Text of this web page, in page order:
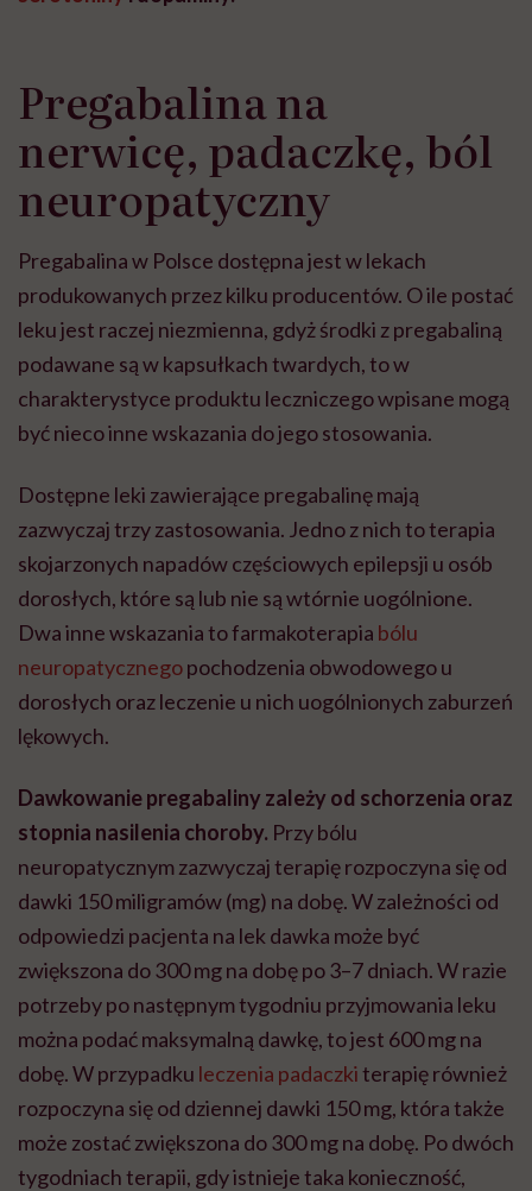
Pregabalina na
nerwicę, padaczkę, ból
neuropatyczny
Pregabalina w Polsce dostępna jest w lekach
produkowanych przez kilku producentów. O ile postać
leku jest raczej niezmienna, gdyż środki z pregabaliną
podawane są w kapsułkach twardych, to w
charakterystyce produktu leczniczego wpisane mogą
być nieco inne wskazania do jego stosowania.
Dostępne leki zawierające pregabalinę mają
zazwyczaj trzy zastosowania. Jedno z nich to terapia
skojarzonych napadów częściowych epilepsji u osób
dorosłych, które są lub nie są wtórnie uogólnione.
Dwa inne wskazania to farmakoterapia bólu
neuropatycznegopochodzenia obwodowego u
dorosłych oraz leczenie u nich uogólnionych zaburzeń
lękowych.
Dawkowanie pregabaliny zależy od schorzenia oraz
stopnia nasilenia choroby. Przy bólu
neuropatycznym zazwyczaj terapię rozpoczyna się od
dawki 150 miligramów (mg) na dobę. W zależności od
odpowiedzi pacjenta na lek dawka może być
zwiększona do 300 mg na dobę po 3–7 dniach. W razie
potrzeby po następnym tygodniu przyjmowania leku
można podać maksymalną dawkę, to jest 600 mg na
dobę. W przypadku leczenia padaczkiterapię również
rozpoczyna się od dziennej dawki 150 mg, która także
może zostać zwiększona do 300 mg na dobę. Po dwóch
tygodniach terapii, gdy istnieje taka konieczność,